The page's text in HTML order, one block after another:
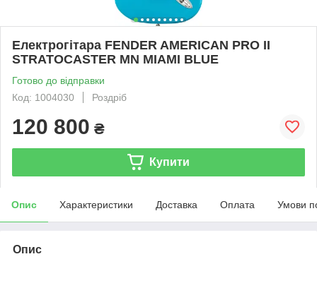
Електрогітара FENDER AMERICAN PRO II
STRATOCASTER MN MIAMI BLUE
Готово до відправки
Код: 1004030
Роздріб
120 800 ₴
Купити
Опис Характеристики Доставка Оплата Умови
Опис